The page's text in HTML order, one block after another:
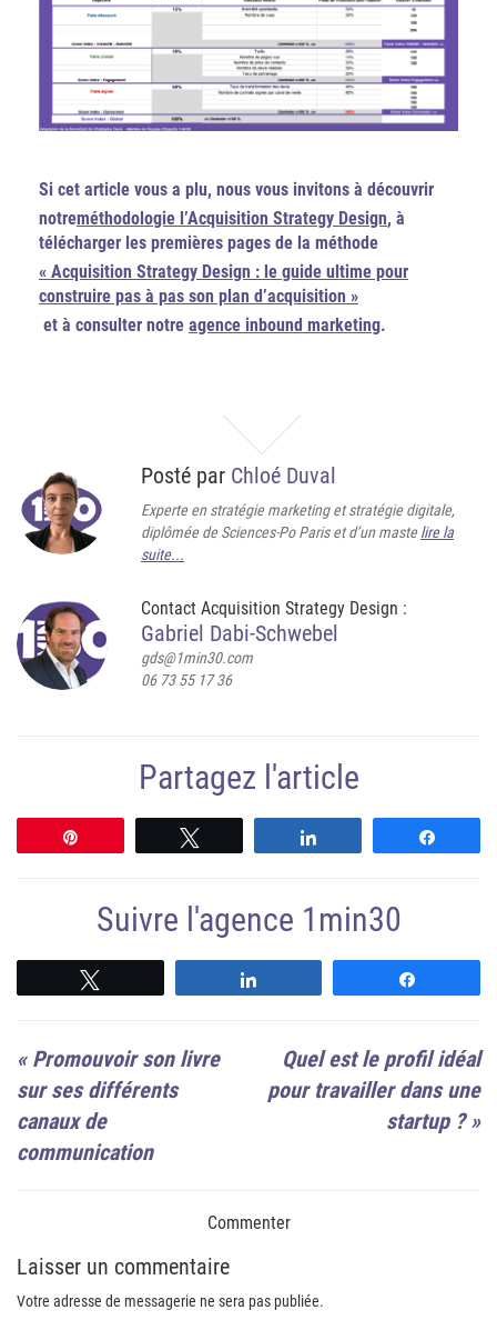
Si cet article vous a plu, nous vous invitons à découvrir
notreméthodologie l’Acquisition Strategy Design, à
télécharger les premières pages de la méthode
« Acquisition Strategy Design : le guide ultime pour
construire pas à pas son plan d’acquisition »
et à consulter notre agence inbound marketing.
Posté par Chloé Duval
Experte en stratégie marketing et stratégie digitale,
diplômée de Sciences-Po Paris et d’un mastelire la
suite...
Contact Acquisition Strategy Design :
Gabriel Dabi-Schwebel
gds@1min30.com
06 73 55 17 36
Partagez l'article
Suivre l'agence 1min30
« Promouvoir son livre
sur ses différents
canaux de
communication
Quel est le profil idéal
pour travailler dans une
startup ?»
Commenter
Laisser un commentaire
Votre adresse de messagerie ne sera pas publiée.